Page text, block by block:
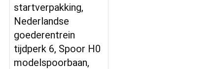
startverpakking,
Nederlandse
goederentrein
tijdperk 6, Spoor H0
modelspoorbaan,